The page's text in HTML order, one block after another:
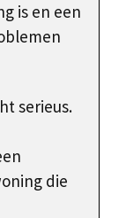
is en een
serieus.
die